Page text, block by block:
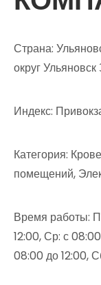
Страна:
округ
Индекс:
Категория:
помещений,
Время работы:
12:00, Ср: с
08:00 до 12:00,